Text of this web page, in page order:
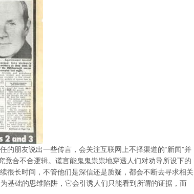
的朋友说出一些传言，会关注互联网上不择渠道的“新闻”并
竟合不合逻辑。谎言能鬼鬼祟祟地穿透人们对劝导所设下的
很长时间，不管他们是深信还是质疑，都会不断去寻求相关
基础的思维陷阱，它会引诱人们只能看到所谓的证据，而